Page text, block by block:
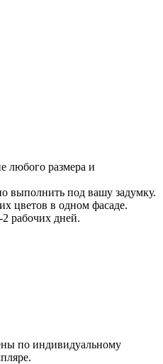
любого размера и
выполнить под вашу задумку.
цветов в одном фасаде.
2 рабочих дней.
по индивидуальному